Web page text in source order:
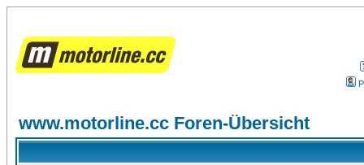
www.motorline.cc Foren-Übersicht